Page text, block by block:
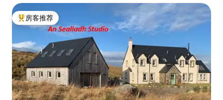
热门「房客推荐」
房客推荐